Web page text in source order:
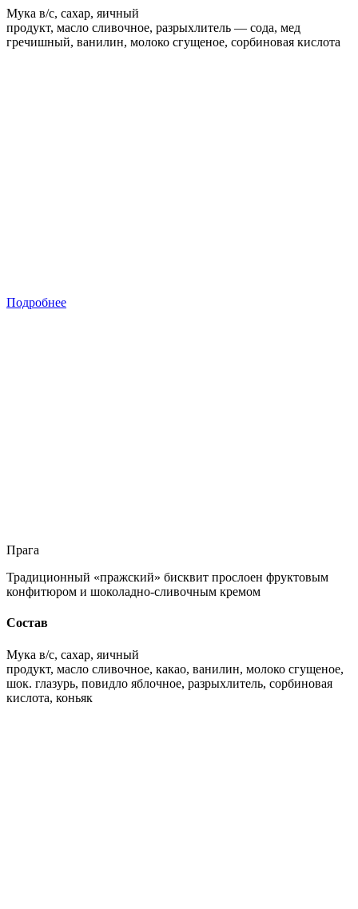
Мука в/с, сахар, яичный
продукт, масло сливочное, разрыхлитель — сода, мед
гречишный, ванилин, молоко сгущеное, сорбиновая кислота
Подробнее
Прага
Традиционный «пражский» бисквит прослоен фруктовым
конфитюром и шоколадно-сливочным кремом
Состав
Мука в/с, сахар, яичный
продукт, масло сливочное, какао, ванилин, молоко сгущеное,
шок. глазурь, повидло яблочное, разрыхлитель, сорбиновая
кислота, коньяк